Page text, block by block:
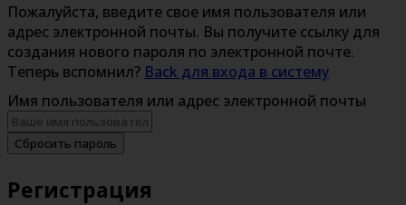
Пожалуйста, введите свое имя пользователя или
адрес электронной почты. Вы получите ссылку для
создания нового пароля по электронной почте.
Теперь вспомнил? Back для входа в систему
Имя пользователя или адрес электронной почты
Сбросить пароль
Регистрация